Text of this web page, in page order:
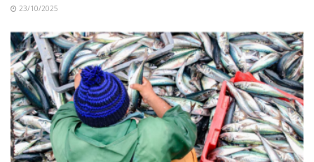
23/10/2025